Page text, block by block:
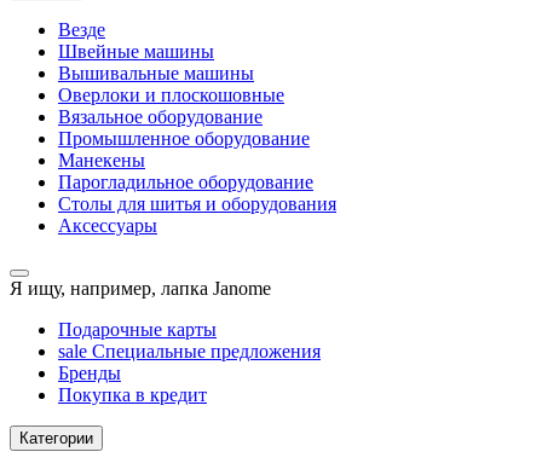
Везде
Швейные машины
Вышивальные машины
Оверлоки и плоскошовные
Вязальное оборудование
Промышленное оборудование
Манекены
Парогладильное оборудование
Столы для шитья и оборудования
Аксессуары
Я ищу, например, лапка Janome
Подарочные карты
sale Специальные предложения
Бренды
Покупка в кредит
Категории